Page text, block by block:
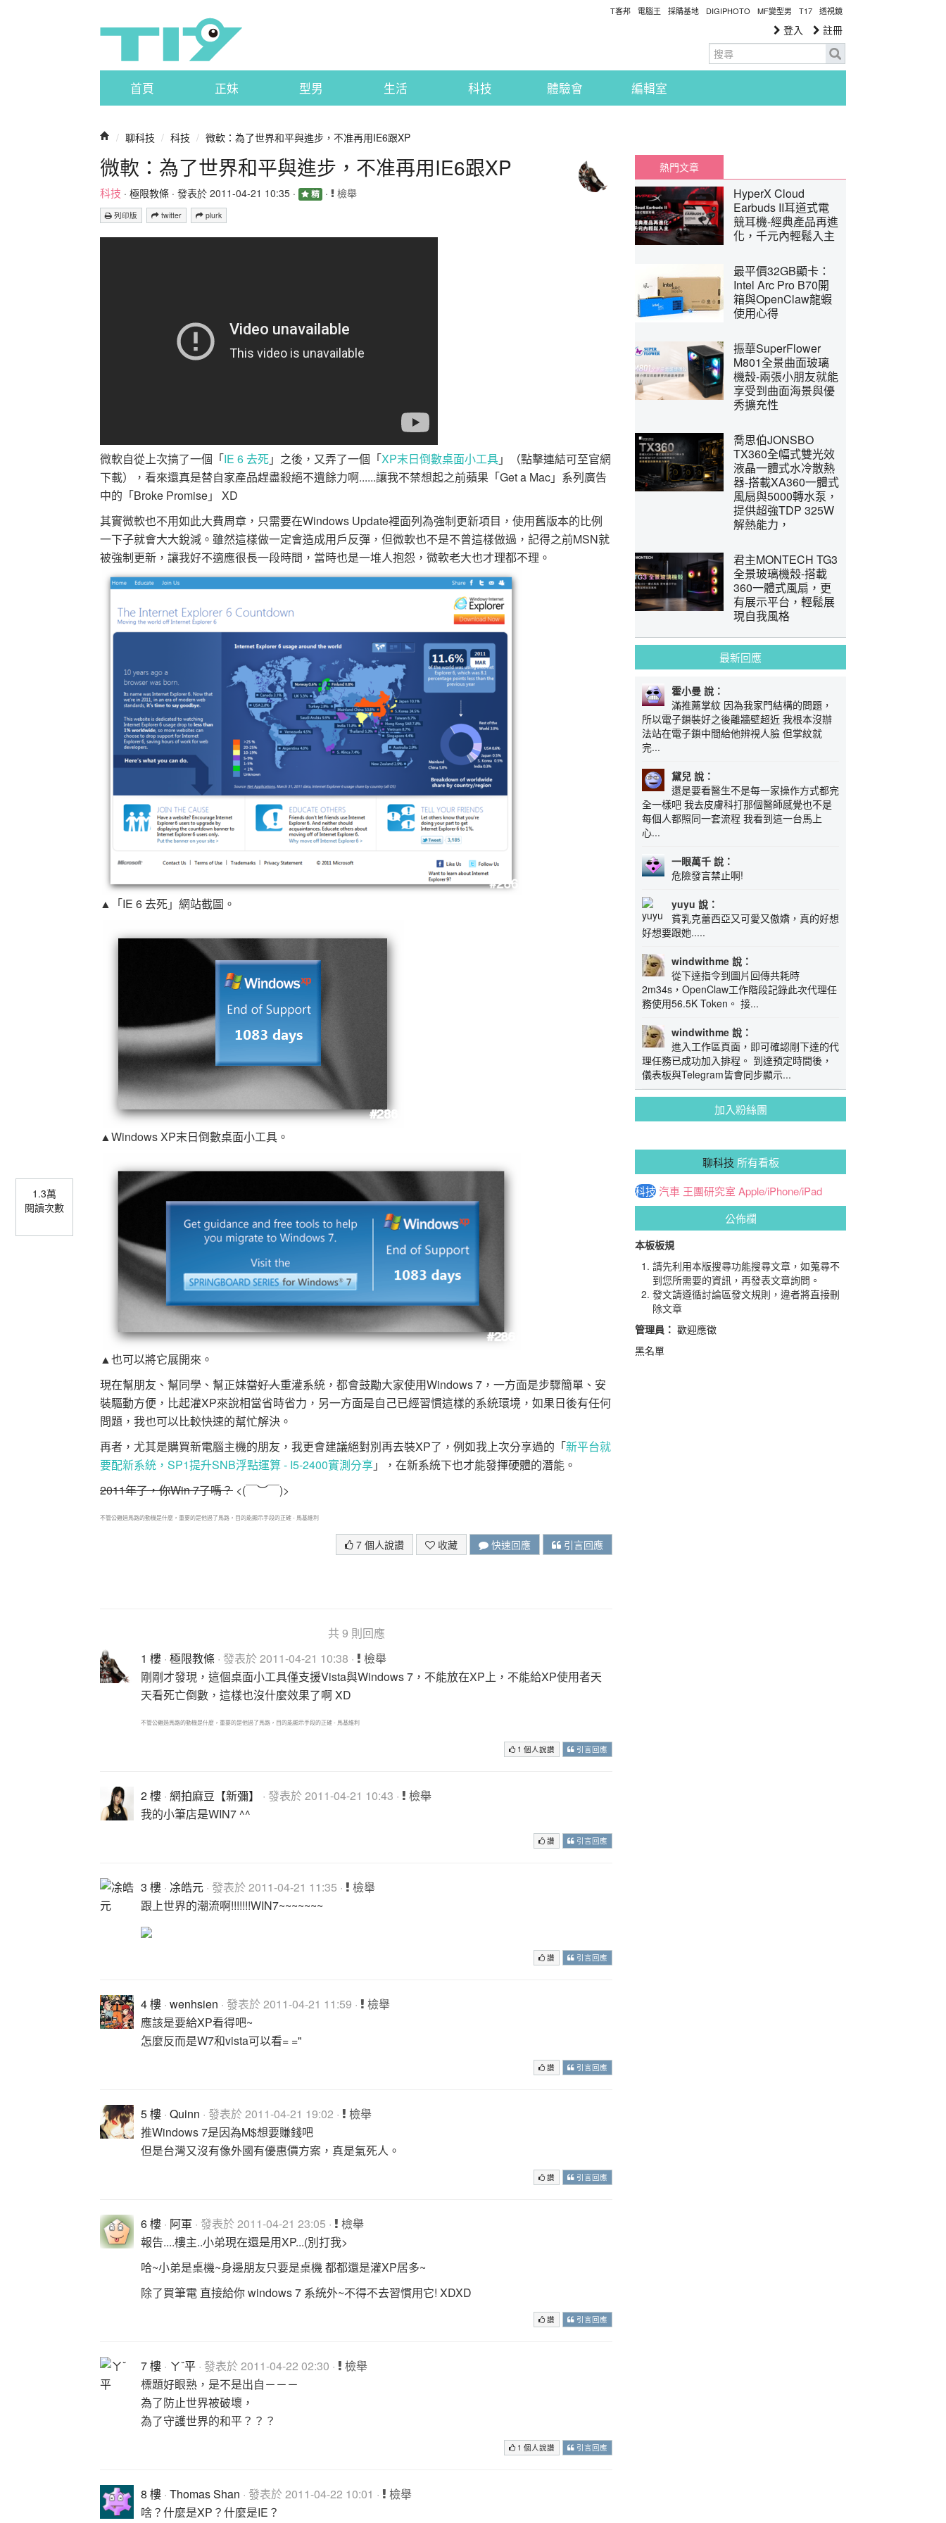
T客邦 電腦王 採購基地 DIGIPHOTO MF變型男 T17 透視鏡
登入 註冊
首頁 正妹 型男 生活 科技 體驗會 編輯室
/ 聊科技 / 科技 / 微軟：為了世界和平與進步，不准再用IE6跟XP
微軟：為了世界和平與進步，不准再用IE6跟XP
科技 · 極限教條 · 發表於 2011-04-21 10:35 · 精 · 檢舉
列印版 twitter plurk
1.3萬
閱讀次數
微軟自從上次搞了一個「IE 6 去死」之後，又弄了一個「XP末日倒數桌面小工具」（點擊連結可至官網
下載），看來還真是替自家產品趕盡殺絕不遺餘力啊......讓我不禁想起之前蘋果「Get a Mac」系列廣告
中的「Broke Promise」 XD
其實微軟也不用如此大費周章，只需要在Windows Update裡面列為強制更新項目，使用舊版本的比例
一下子就會大大銳減。雖然這樣做一定會造成用戶反彈，但微軟也不是不曾這樣做過，記得之前MSN就
被強制更新，讓我好不適應很長一段時間，當時也是一堆人抱怨，微軟老大也才理都不理。
▲「IE 6 去死」網站截圖。
▲Windows XP末日倒數桌面小工具。
▲也可以將它展開來。
現在幫朋友、幫同學、幫正妹當好人重灌系統，都會鼓勵大家使用Windows 7，一方面是步驟簡單、安
裝驅動方便，比起灌XP來說相當省時省力，另一方面是自己已經習慣這樣的系統環境，如果日後有任何
問題，我也可以比較快速的幫忙解決。
再者，尤其是購買新電腦主機的朋友，我更會建議絕對別再去裝XP了，例如我上次分享過的「新平台就
要配新系統，SP1提升SNB浮點運算 - I5-2400實測分享」，在新系統下也才能發揮硬體的潛能。
2011年了，你Win 7了嗎？ <(￣︶￣)>
不管公雞過馬路的動機是什麼，重要的是他過了馬路，目的能顯示手段的正確 - 馬基維利
7 個人說讚 收藏 快速回應 引言回應
共 9 則回應
1 樓 · 極限教條 · 發表於 2011-04-21 10:38 ·
檢舉
剛剛才發現，這個桌面小工具僅支援Vista與Windows 7，不能放在XP上，不能給XP使用者天
天看死亡倒數，這樣也沒什麼效果了啊 XD
不管公雞過馬路的動機是什麼，重要的是他過了馬路，目的能顯示手段的正確 - 馬基維利
1 個人說讚 引言回應
2 樓 · 網拍麻豆【新彌】 · 發表於 2011-04-21 10:43 ·
檢舉
我的小筆店是WIN7 ^^
讚 引言回應
3 樓 · 凃皓元 · 發表於 2011-04-21 11:35 ·
檢舉
跟上世界的潮流啊!!!!!!!WIN7~~~~~~~
讚 引言回應
4 樓 · wenhsien · 發表於 2011-04-21 11:59 ·
檢舉
應該是要給XP看得吧~
怎麼反而是W7和vista可以看= ="
讚 引言回應
5 樓 · Quinn · 發表於 2011-04-21 19:02 ·
檢舉
推Windows 7是因為M$想要賺錢吧
但是台灣又沒有像外國有優惠價方案，真是氣死人。
讚 引言回應
6 樓 · 阿軍 · 發表於 2011-04-21 23:05 ·
檢舉
報告....樓主..小弟現在還是用XP...(別打我>
哈~小弟是桌機~身邊朋友只要是桌機 都都還是灌XP居多~
除了買筆電 直接給你 windows 7 系統外~不得不去習慣用它! XDXD
讚 引言回應
7 樓 · ㄚˇ平 · 發表於 2011-04-22 02:30 ·
檢舉
標題好眼熟，是不是出自－－－
為了防止世界被破壞，
為了守護世界的和平？？？
1 個人說讚 引言回應
8 樓 · Thomas Shan · 發表於 2011-04-22 10:01 ·
檢舉
啥？什麼是XP？什麼是IE？
熱門文章
HyperX Cloud
Earbuds II耳道式電
競耳機-經典產品再進
化，千元內輕鬆入主
最平價32GB顯卡：
Intel Arc Pro B70開
箱與OpenClaw龍蝦
使用心得
振華SuperFlower
M801全景曲面玻璃
機殼-兩張小朋友就能
享受到曲面海景與優
秀擴充性
喬思伯JONSBO
TX360全幅式雙光效
液晶一體式水冷散熱
器-搭載XA360一體式
風扇與5000轉水泵，
提供超強TDP 325W
解熱能力，
君主MONTECH TG3
全景玻璃機殼-搭載
360一體式風扇，更
有展示平台，輕鬆展
現自我風格
最新回應
霍小曼 說：
滿推薦掌紋 因為我家門結構的問題，
所以電子鎖裝好之後離牆壁超近 我根本沒辦
法站在電子鎖中間給他辨視人臉 但掌紋就
完...
黛兒 說：
還是要看醫生不是每一家操作方式都完
全一樣吧 我去皮膚科打那個醫師感覺也不是
每個人都照同一套流程 我看到這一台馬上
心...
一眼萬千 說：
危險發言禁止啊!
yuyu 說：
貧乳克蕾西亞又可愛又傲嬌，真的好想
好想要跟她.....
windwithme 說：
從下達指令到圖片回傳共耗時
2m34s，OpenClaw工作階段記錄此次代理任
務使用56.5K Token。 接...
windwithme 說：
進入工作區頁面，即可確認剛下達的代
理任務已成功加入排程。 到達預定時間後，
儀表板與Telegram皆會同步顯示...
加入粉絲團
聊科技 所有看板
科技汽車 王團研究室 Apple/iPhone/iPad
公佈欄
本板板規
請先利用本版搜尋功能搜尋文章，如蒐尋不
到您所需要的資訊，再發表文章詢問。
發文請遵循討論區發文規則，違者將直接刪
除文章
管理員： 歡迎應徵
黑名單